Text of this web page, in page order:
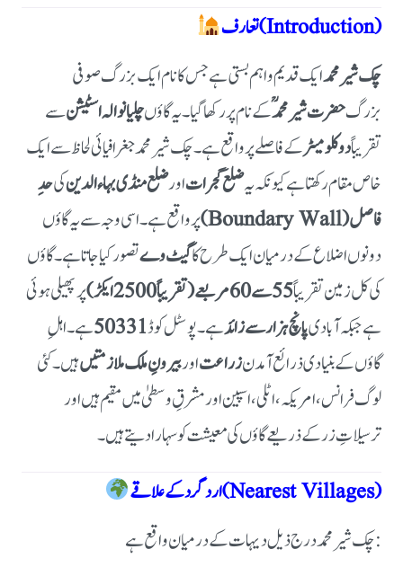
تعارف (Introduction)
چک شیر محمدایک قدیم و اہم بستی ہے جس کا نام ایک بزرگ صوفی
بزرگحضرت شیر محمدؒکے نام پر رکھا گیا۔یہ گاؤںچلیانوالہ اسٹیشنسے
تقریباًدو کلومیٹرکے فاصلے پر واقع ہے۔چک شیر محمد جغرافیائی لحاظ سے ایک
خاص مقام رکھتا ہے کیونکہ یہضلع گجراتاورضلع منڈی بہاءالدینکیحدِ
فاصل (Boundary Wall)
پر واقع ہے۔اسی وجہ سے یہ گاؤں
دونوں اضلاع کے درمیان ایک طرح کاگیٹ وےتصور کیا جاتا ہے۔گاؤں
کی کل زمین تقریباً55 سے 60 مربعے (تقریباً 2500 ایکڑ)
پر پھیلی ہوئی
ہے جبکہ آبادیپانچ ہزار سے زائدہے۔پوسٹل کوڈ50331ہے۔اہلِ
گاؤں کے بنیادی ذرائع آمدنزراعتاوربیرونِ ملک ملازمتیںہیں۔کئی
لوگ فرانس، امریکہ، اٹلی، اسپین اور مشرقِ وسطیٰ میں مقیم ہیں اور
ترسیلاتِ زر کے ذریعے گاؤں کی معیشت کو سہارا دیتے ہیں۔
اردگرد کے علاقے (Nearest Villages)
چک شیر محمد درج ذیل دیہات کے درمیان واقع ہے: